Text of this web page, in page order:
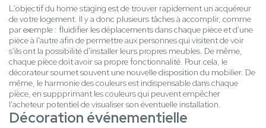
L'objectif du home staging est de trouver rapidement un acquéreur
de votre logement. Il y a donc plusieurs tâches à accomplir, comme
par exemple : fluidifier les déplacements dans chaque pièce et d'une
pièce à l'autre afin de permettre aux personnes qui visitent de voir
s'ils ont la possibilité d'installer leurs propres meubles. De même,
chaque pièce doit avoir sa propre fonctionnalité. Pour cela, le
décorateur soumet souvent une nouvelle disposition du mobilier. De
même, le harmonie des couleurs est indispensable dans chaque
pièce, en suppprimant les couleurs qui peuvent empêcher
l'acheteur potentiel de visualiser son éventuelle installation.
Décoration événementielle